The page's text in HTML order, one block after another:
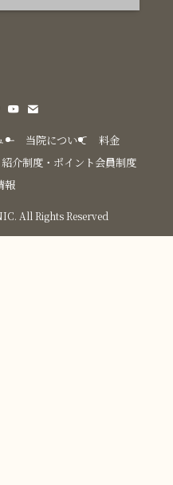
ー 当院について
料金
紹介制度・ポイント会員制度
報
All Rights Reserved